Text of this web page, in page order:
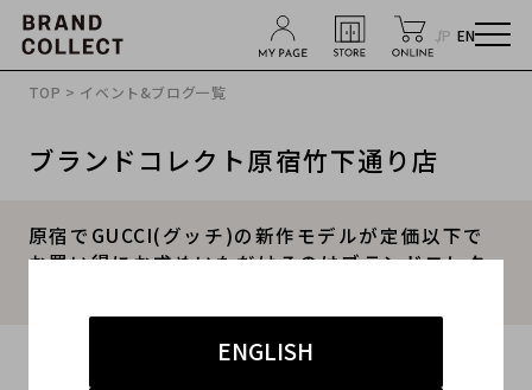
JP EN
ENGLISH
TOP > イベント&ブログ一覧
ブランドコレクト原宿竹下通り店
原宿でGUCCI(グッチ)の新作モデルが定価以下で
お買い得にお求めいただけるのはブランドコレク